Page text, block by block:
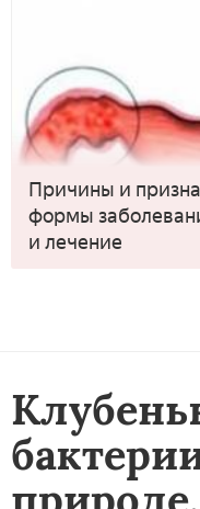
Причины и
формы
и лечение